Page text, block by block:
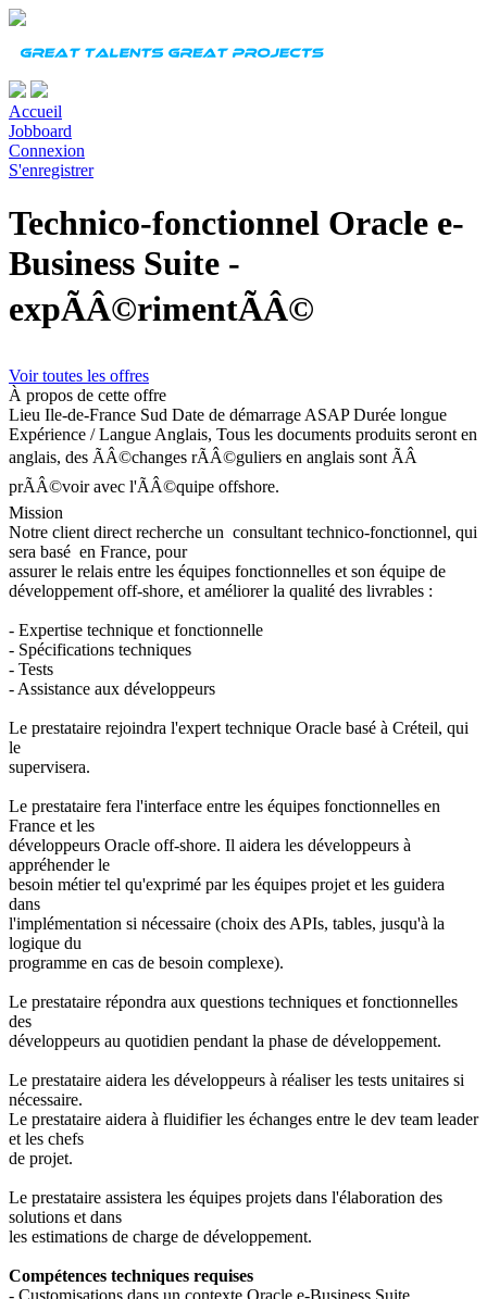
Accueil
Jobboard
Connexion
S'enregistrer
Technico-fonctionnel Oracle e-
Business Suite -
expÃÂ©rimentÃÂ©
Voir toutes les offres
À propos de cette offre
Lieu Ile-de-France Sud Date de démarrage ASAPDurée longue
Expérience / Langue Anglais, Tous les documents produits seront en
anglais, des ÃÂ©changes rÃÂ©guliers en anglais sont ÃÂ
prÃÂ©voir avec l'ÃÂ©quipe offshore.
Mission
Notre client direct recherche un consultant technico-fonctionnel, qui
sera basé en France, pour
assurer le relais entre les équipes fonctionnelles et son équipe de
développement off-shore, et améliorer la qualité des livrables :
- Expertise technique et fonctionnelle
- Spécifications techniques
- Tests
- Assistance aux développeurs
Le prestataire rejoindra l'expert technique Oracle basé à Créteil, qui
le
supervisera.
Le prestataire fera l'interface entre les équipes fonctionnelles en
France et les
développeurs Oracle off-shore. Il aidera les développeurs à
appréhender le
besoin métier tel qu'exprimé par les équipes projet et les guidera
dans
l'implémentation si nécessaire (choix des APIs, tables, jusqu'à la
logique du
programme en cas de besoin complexe).
Le prestataire répondra aux questions techniques et fonctionnelles
des
développeurs au quotidien pendant la phase de développement.
Le prestataire aidera les développeurs à réaliser les tests unitaires si
nécessaire.
Le prestataire aidera à fluidifier les échanges entre le dev team leader
et les chefs
de projet.
Le prestataire assistera les équipes projets dans l'élaboration des
solutions et dans
les estimations de charge de développement.
Compétences techniques requises
- Customisations dans un contexte Oracle e-Business Suite